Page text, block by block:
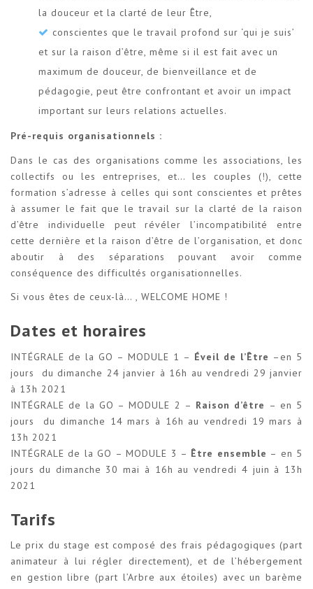
la douceur et la clarté de leur Être,
conscientes que le travail profond sur ‘qui je suis’
et sur la raison d’être, même si il est fait avec un
maximum de douceur, de bienveillance et de
pédagogie, peut être confrontant et avoir un impact
important sur leurs relations actuelles.
Pré-requis organisationnels :
Dans le cas des organisations comme les associations, les
collectifs ou les entreprises, et… les couples (!), cette
formation s’adresse à celles qui sont conscientes et prêtes
à assumer le fait que le travail sur la clarté de la raison
d’être individuelle peut révéler l’incompatibilité entre
cette dernière et la raison d’être de l’organisation, et donc
aboutir à des séparations pouvant avoir comme
conséquence des difficultés organisationnelles.
Si vous êtes de ceux-là… , WELCOME HOME !
Dates et horaires
INTÉGRALE de la GO – MODULE 1 – Éveil de l’Être –en 5
jours du dimanche 24 janvier à 16h au vendredi 29 janvier
à 13h 2021
INTÉGRALE de la GO – MODULE 2 – Raison d’être – en 5
jours du dimanche 14 mars à 16h au vendredi 19 mars à
13h 2021
INTÉGRALE de la GO – MODULE 3 – Être ensemble – en 5
jours du dimanche 30 mai à 16h au vendredi 4 juin à 13h
2021
Tarifs
Le prix du stage est composé des frais pédagogiques (part
animateur à lui régler directement), et de l’hébergement
en gestion libre (part l’Arbre aux étoiles) avec un barème